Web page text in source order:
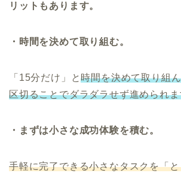
リットもあります。
・時間を決めて取り組む。
「15分だけ」と時間を決めて取り組
区切ることでダラダラせず進められ
・まずは小さな成功体験を積む。
手軽に完了できる小さなタスクを「